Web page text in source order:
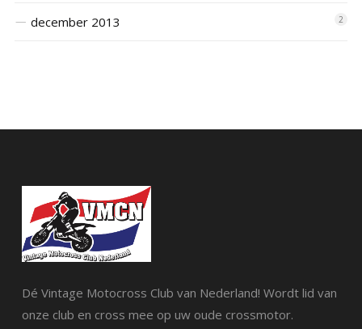
december 2013 2
Dé Vintage Motocross Club van Nederland! Wordt lid van
onze club en cross mee op uw oude crossmotor.